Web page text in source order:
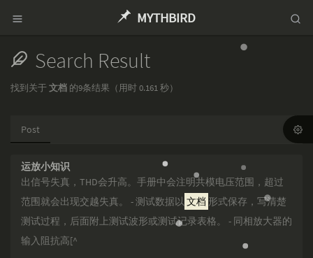
MYTHBIRD
Search Result
找到关于文档 的9条结果（用时 0.161 秒）
Post
运放小知识
出信号失真，THD会升高。手册中会注明共模电压范围，超过
范围就会出现交越失真。 - 测试数据以 文档 形式保存，写清楚
测试过程，后面附上测试波形或测试记录表格。 - 同相放大器的
输入阻抗高[^